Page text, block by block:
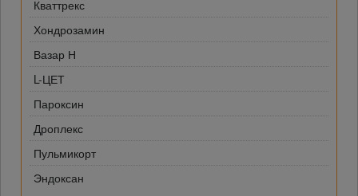
Кваттрекс
Хондрозамин
Вазар Н
L-ЦЕТ
Пароксин
Дроплекс
Пульмикорт
Эндоксан